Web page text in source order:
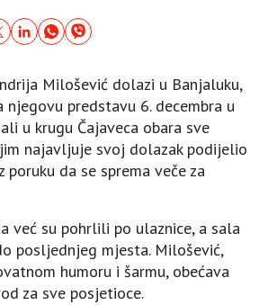
Milošević dolazi u Banjaluku,
njegovu predstavu 6. decembra u
u krugu Čajaveca obara sve
najavljuje svoj dolazak podijelio
poruku da se sprema veče za
već su pohrlili po ulaznice, a sala
posljednjeg mjesta. Milošević,
humoru i šarmu, obećava
za sve posjetioce.